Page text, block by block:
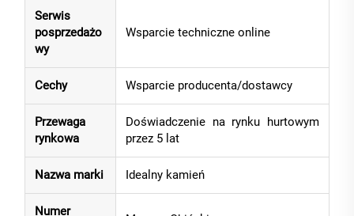
Serwis
posprzedażo
wy
Wsparcie techniczne online
Cechy Wsparcie producenta/dostawcy
Przewaga
rynkowa
Doświadczenie na rynku hurtowym
przez 5 lat
Nazwa marki Idealny kamień
Numer